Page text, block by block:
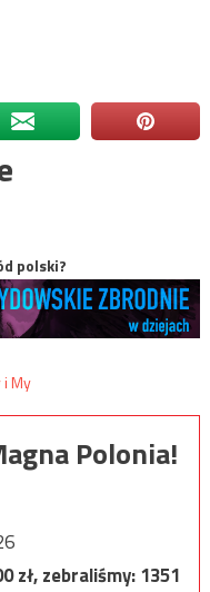
polski?
Polonia!
zł, zebraliśmy:1351